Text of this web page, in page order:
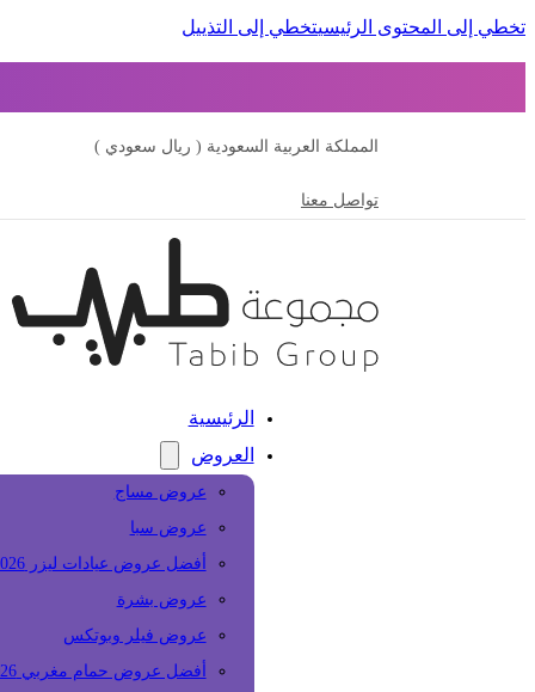
تخطي إلى المحتوى الرئيسيتخطي إلى التذييل
المملكة العربية السعودية ( ريال سعودي )
تواصل معنا
الرئيسية
العروض
عروض مساج
عروض سبا
أفضل عروض عيادات ليزر 2026
عروض بشرة
عروض فيلر وبوتكس
أفضل عروض حمام مغربي 2026